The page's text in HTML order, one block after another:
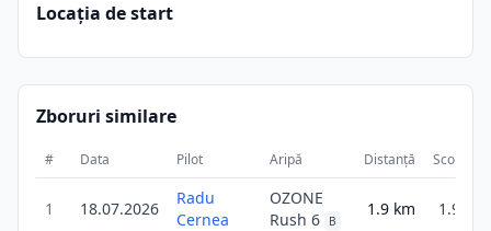
Locația de start
Zboruri similare
# Data Pilot Aripă Distanță Scor
1 18.07.2026
Radu
Cernea
OZONE
Rush 6
B
1.9 km 1.9